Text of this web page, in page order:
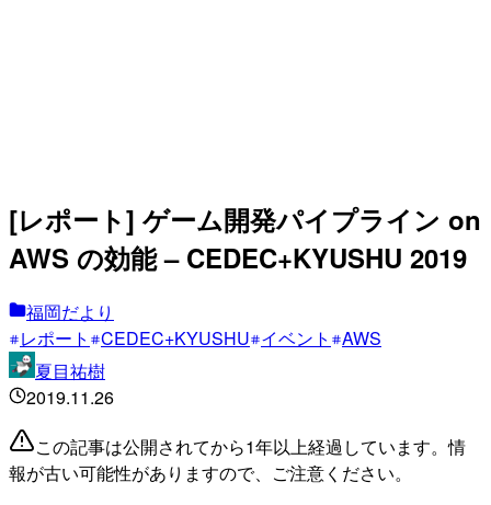
[レポート] ゲーム開発パイプライン on
AWS の効能 – CEDEC+KYUSHU 2019
福岡だより
レポート
CEDEC+KYUSHU イベント
AWS
夏目祐樹
2019.11.26
この記事は公開されてから1年以上経過しています。情
報が古い可能性がありますので、ご注意ください。